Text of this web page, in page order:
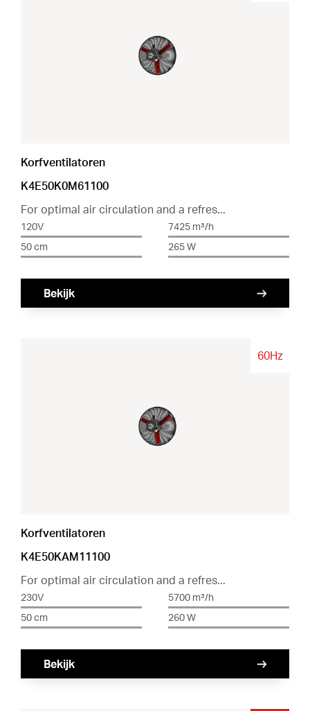
Korfventilatoren
K4E50K0M61100
For optimal air circulation and a refres...
120V
7425 m³/h
50 cm
265 W
Bekijk
60Hz
Korfventilatoren
K4E50KAM11100
For optimal air circulation and a refres...
230V
5700 m³/h
50 cm
260 W
Bekijk